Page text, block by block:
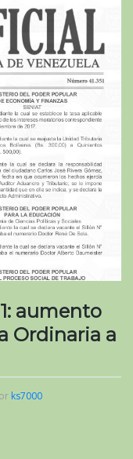
aumento
Ordinaria a
ks7000